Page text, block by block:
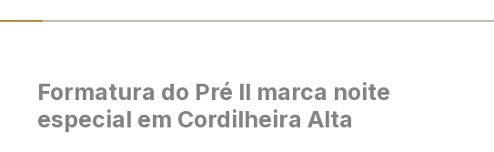
Formatura do Pré II marca noite
especial em Cordilheira Alta